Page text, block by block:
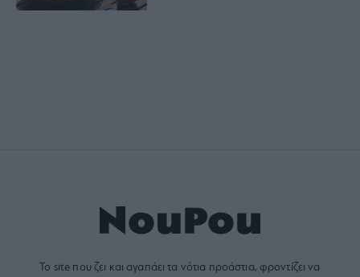
Το site που ζει και αγαπάει τα νότια προάστια, φροντίζει να